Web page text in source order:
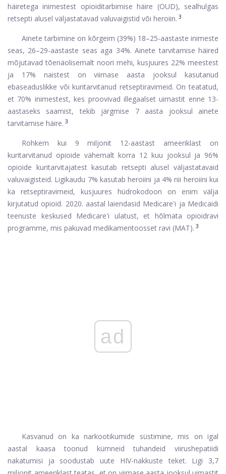
häiretega inimestest opioiditarbimise häire (OUD), sealhulgas
retsepti alusel väljastatavad valuvaigistid või heroiin. 3
Ainete tarbimine on kõrgeim (39%) 18–25-aastaste inimeste
seas, 26–29-aastaste seas aga 34%. Ainete tarvitamise häired
mõjutavad tõenäolisemalt noori mehi, kusjuures 22% meestest
ja 17% naistest on viimase aasta jooksul kasutanud
ebaseaduslikke või kuritarvitanud retseptiravimeid. On teatatud,
et 70% inimestest, kes proovivad illegaalset uimastit enne 13-
aastaseks saamist, tekib järgmise 7 aasta jooksul ainete
tarvitamise häire. 3
Rohkem kui 9 miljonit 12-aastast ameeriklast on
kuritarvitanud opioide vähemalt korra 12 kuu jooksul ja 96%
opioide kuritarvitajatest kasutab retsepti alusel väljastatavaid
valuvaigisteid. Ligikaudu 7% kasutab heroiini ja 4% nii heroiini kui
ka retseptiravimeid, kusjuures hüdrokodoon on enim välja
kirjutatud opioid. 2020. aastal laiendasid Medicare'i ja Medicaidi
teenuste keskused Medicare'i ulatust, et hõlmata opioidravi
programme, mis pakuvad medikamentoosset ravi (MAT). 3
ad
Kasvanud on ka narkootikumide süstimine, mis on igal
aastal kaasa toonud kümneid tuhandeid viirushepatiidi
nakatumisi ja soodustab uute HIV-nakkuste teket. Ligi 3,7